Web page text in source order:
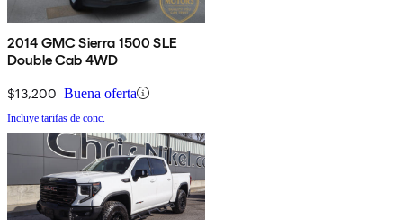
2014 GMC Sierra 1500 SLE
Double Cab 4WD
$13,200 Buena oferta
Incluye tarifas de conc.